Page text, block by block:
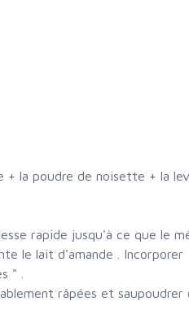
+ la poudre de noisette + la
rapide jusqu'à ce que le
le lait d'amande . Incorporer
" .
râpées et saupoudrer